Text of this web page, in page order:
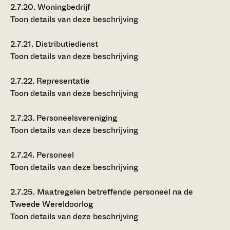
2.7.20.Woningbedrijf
Toon details van deze beschrijving
2.7.21. Distributiedienst
Toon details van deze beschrijving
2.7.22. Representatie
Toon details van deze beschrijving
2.7.23. Personeelsvereniging
Toon details van deze beschrijving
2.7.24. Personeel
Toon details van deze beschrijving
2.7.25. Maatregelen betreffende personeel na de
Tweede Wereldoorlog
Toon details van deze beschrijving